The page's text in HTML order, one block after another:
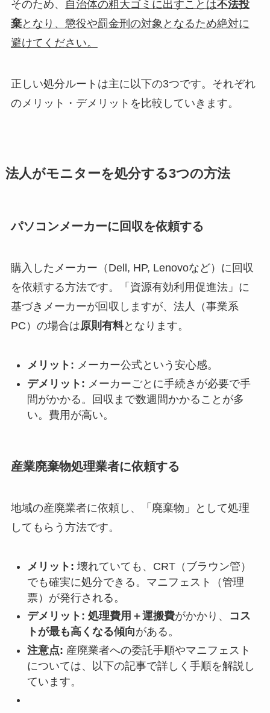
そのため、
自治体の粗大ゴミに出すことは不法投
棄となり、懲役や罰金刑の対象となるため絶対に
避けてください。
正しい処分ルートは主に以下の3つです。それぞれ
のメリット・デメリットを比較していきます。
法人がモニターを処分する3つの方法
パソコンメーカーに回収を依頼する
購入したメーカー（Dell, HP, Lenovoなど）に回収
を依頼する方法です。「資源有効利用促進法」に
基づきメーカーが回収しますが、法人（事業系
PC）の場合は原則有料となります。
メリット: メーカー公式という安心感。
デメリット: メーカーごとに手続きが必要で手
間がかかる。回収まで数週間かかることが多
い。費用が高い。
産業廃棄物処理業者に依頼する
地域の産廃業者に依頼し、「廃棄物」として処理
してもらう方法です。
メリット: 壊れていても、CRT（ブラウン管）
でも確実に処分できる。マニフェスト（管理
票）が発行される。
デメリット: 処理費用＋運搬費がかかり、
コス
トが最も高くなる傾向がある。
注意点: 産廃業者への委託手順やマニフェスト
については、以下の記事で詳しく手順を解説し
ています。